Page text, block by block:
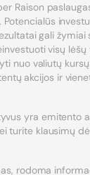
Raison
gali
visų
nuo valiutų
akcijos ir
yra emitento
klausimų
rodoma